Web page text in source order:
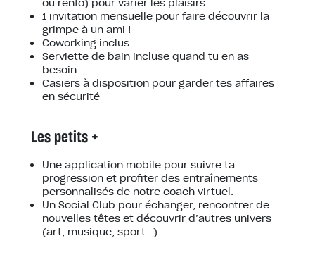
1 invitation mensuelle pour faire découvrir la
grimpe à un ami !
Coworking inclus
Serviette de bain incluse quand tu en as
besoin.
Casiers à disposition pour garder tes affaires
en sécurité
Les petits +
Une application mobile pour suivre ta
progression et profiter des entraînements
personnalisés de notre coach virtuel.
Un Social Club pour échanger, rencontrer de
nouvelles têtes et découvrir d’autres univers
(art, musique, sport…).